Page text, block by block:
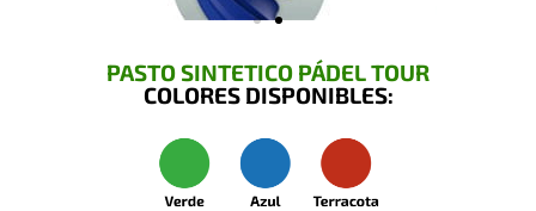
PASTO SINTETICO PÁDEL TOUR
COLORES DISPONIBLES: